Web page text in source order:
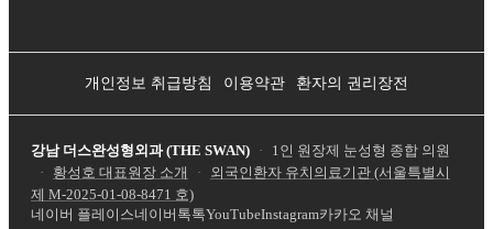
개인정보 취급방침 이용약관 환자의 권리장전
강남 더스완성형외과 (THE SWAN) ·
1인 원장제 눈성형 종합 의원
·
황성호 대표원장 소개 ·
외국인환자 유치의료기관 (서울특별시
제 M-2025-01-08-8471 호)
네이버 플레이스네이버톡톡YouTubeInstagram카카오 채널